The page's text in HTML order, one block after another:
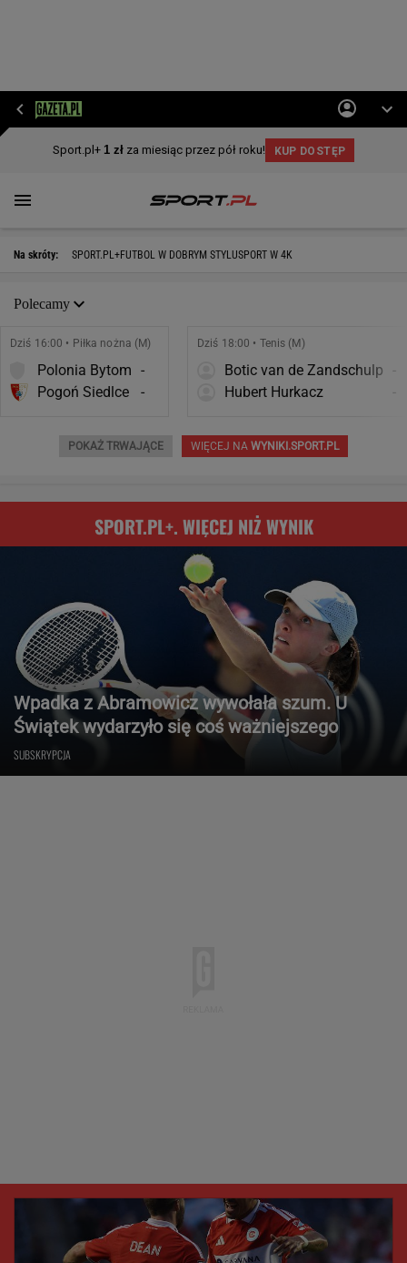
Na skróty: SPORT.PL+FUTBOL W DOBRYM STYLUSPORT W 4K
Polecamy
Dziś 16:00 • Piłka nożna (M)
Polonia Bytom -
Pogoń Siedlce
-
Dziś 18:00 • Tenis (M)
Botic van de Zandschulp
-
Hubert Hurkacz
-
POKAŻ TRWAJĄCE WIĘCEJ NA WYNIKI.SPORT.PL
SPORT.PL+. WIĘCEJ NIŻ WYNIK
Wpadka z Abramowicz wywołała szum. U
Świątek wydarzyło się coś ważniejszego
SUBSKRYPCJA